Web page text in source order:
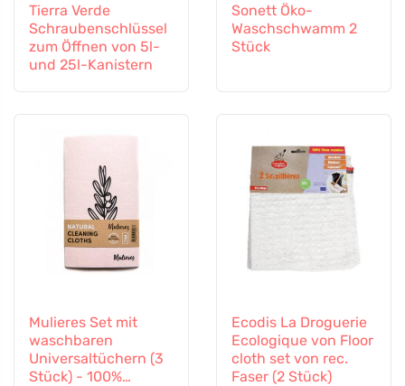
Tierra Verde
Schraubenschlüssel
zum Öffnen von 5l-
und 25l-Kanistern
Sonett Öko-
Waschschwamm 2
Stück
Mulieres Set mit
waschbaren
Universaltüchern (3
Stück) - 100%
Ecodis La Droguerie
Ecologique von Floor
cloth set von rec.
Faser (2 Stück)